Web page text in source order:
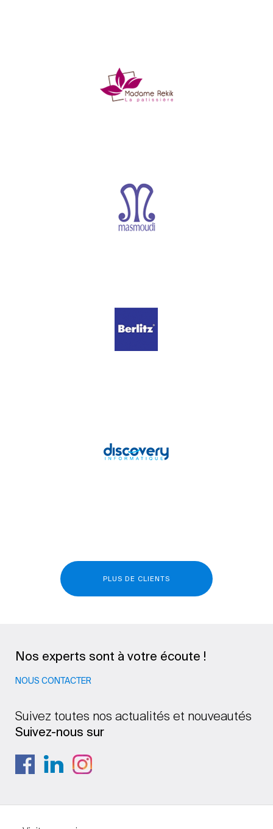
PLUS DE CLIENTS
Nos experts sont à votre écoute !
NOUS CONTACTER
Suivez toutes nos actualités et nouveautés
Suivez-nous sur